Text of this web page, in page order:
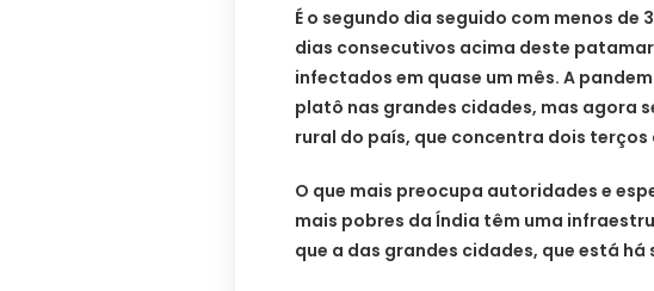
É o segundo dia seguido com menos de
dias consecutivos acima deste
infectados em quase um mês. A
platô nas grandes cidades, mas agora
rural do país, que concentra dois
O que mais preocupa autoridades e
mais pobres da Índia têm uma
que a das grandes cidades, que está há